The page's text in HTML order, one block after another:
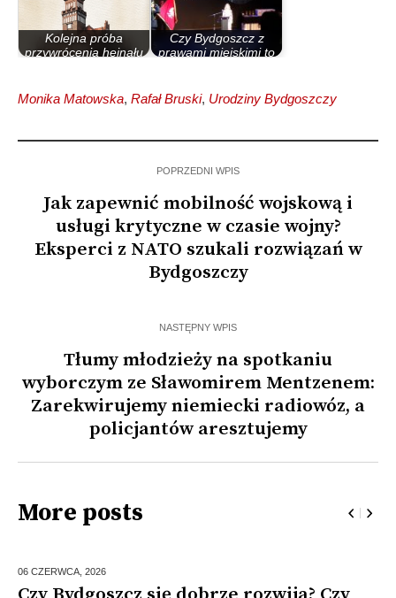
Kolejna próba
przywrócenia hejnału
Czy Bydgoszcz z
prawami miejskimi to
Monika Matowska, Rafał Bruski, Urodziny Bydgoszczy
POPRZEDNI WPIS
Jak zapewnić mobilność wojskową i
usługi krytyczne w czasie wojny?
Eksperci z NATO szukali rozwiązań w
Bydgoszczy
NASTĘPNY WPIS
Tłumy młodzieży na spotkaniu
wyborczym ze Sławomirem Mentzenem:
Zarekwirujemy niemiecki radiowóz, a
policjantów aresztujemy
More posts
06 CZERWCA, 2026